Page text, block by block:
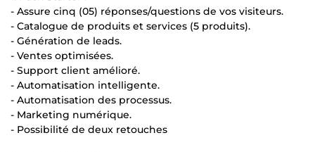
- Assure cinq (05) réponses/questions de vos visiteurs.
- Catalogue de produits et services (5 produits).
- Génération de leads.
- Ventes optimisées.
- Support client amélioré.
- Automatisation intelligente.
- Automatisation des processus.
- Marketing numérique.
- Possibilité de deux retouches